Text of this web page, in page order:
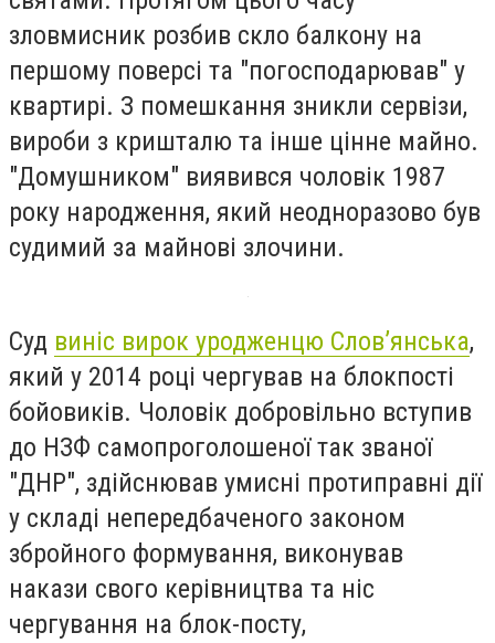
зловмисник розбив скло балкону на
першому поверсі та "погосподарював" у
квартирі. З помешкання зникли сервізи,
вироби з кришталю та інше цінне майно.
"Домушником" виявився чоловік 1987
року народження, який неодноразово був
судимий за майнові злочини.
Суд виніс вирок уродженцю Слов’янська,
який у 2014 році чергував на блокпості
бойовиків. Чоловік добровільно вступив
до НЗФ самопроголошеної так званої
"ДНР", здійснював умисні протиправні дії
у складі непередбаченого законом
збройного формування, виконував
накази свого керівництва та ніс
чергування на блок-посту,